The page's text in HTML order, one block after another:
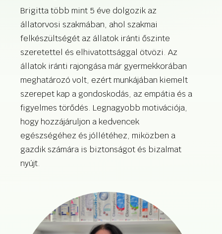
Brigitta több mint 5 éve dolgozik az
állatorvosi szakmában, ahol szakmai
felkészültségét az állatok iránti őszinte
szeretettel és elhivatottsággal ötvözi. Az
állatok iránti rajongása már gyermekkorában
meghatározó volt, ezért munkájában kiemelt
szerepet kap a gondoskodás, az empátia és a
figyelmes törődés. Legnagyobb motivációja,
hogy hozzájáruljon a kedvencek
egészségéhez és jóllétéhez, miközben a
gazdik számára is biztonságot és bizalmat
nyújt.